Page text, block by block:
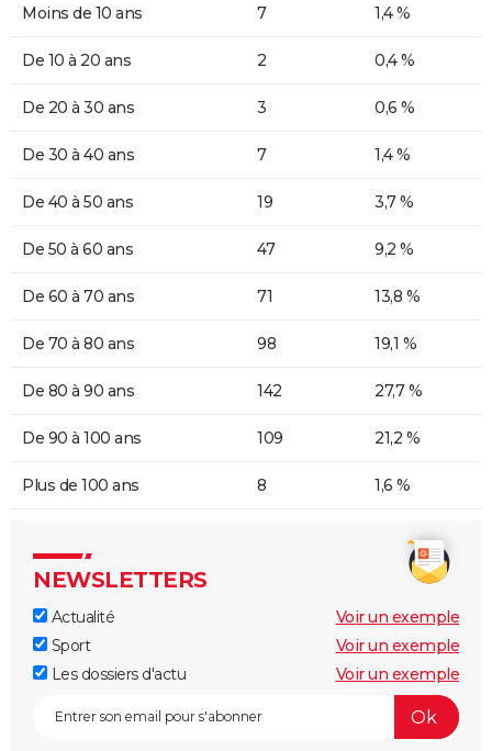
Moins de 10 ans 7 1,4 %
De 10 à 20 ans 2 0,4 %
De 20 à 30 ans 3 0,6 %
De 30 à 40 ans 7 1,4 %
De 40 à 50 ans 19 3,7 %
De 50 à 60 ans 47 9,2 %
De 60 à 70 ans 71 13,8 %
De 70 à 80 ans 98 19,1 %
De 80 à 90 ans 142 27,7 %
De 90 à 100 ans 109 21,2 %
Plus de 100 ans 8 1,6 %
NEWSLETTERS
Actualité
Voir un exemple
Sport
Voir un exemple
Les dossiers d'actu
Voir un exemple